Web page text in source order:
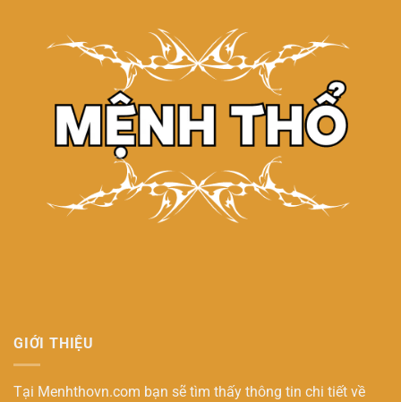
GIỚI THIỆU
Tại Menhthovn.com bạn sẽ tìm thấy thông tin chi tiết về